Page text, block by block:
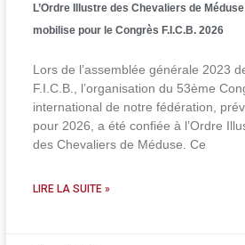
L’Ordre Illustre des Chevaliers de
mobilise pour le Congrès F.I.C.B. 2026
Lors de l’assemblée générale 2023
F.I.C.B., l’organisation du 53ème
international de notre fédération,
pour 2026, a été confiée à l’Ordre
des Chevaliers de Méduse. Ce
LIRE LA SUITE »